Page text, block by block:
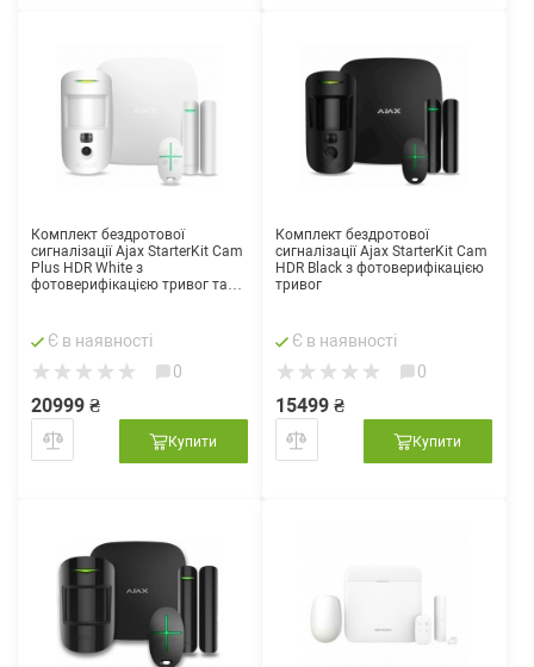
Комплект бездротової
сигналізації Ajax StarterKit Cam
Plus HDR White з
фотоверифікацією тривог та
Є в наявності
0
20999 ₴
Купити
Комплект бездротової
сигналізації Ajax StarterKit Cam
HDR Black з фотоверифікацією
тривог
Є в наявності
0
15499 ₴
Купити